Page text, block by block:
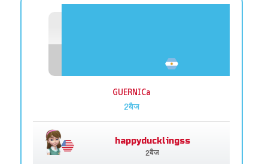
GUERNICa
2बैज
happyducklingss
2बैज